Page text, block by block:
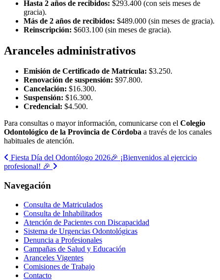
Hasta 2 años de recibidos: $293.400 (con seis meses de
gracia).
Más de 2 años de recibidos: $489.000 (sin meses de gracia).
Reinscripción: $603.100 (sin meses de gracia).
Aranceles administrativos
Emisión de Certificado de Matrícula: $3.250.
Renovación de suspensión: $97.800.
Cancelación: $16.300.
Suspensión: $16.300.
Credencial: $4.500.
Para consultas o mayor información, comunicarse con el Colegio
Odontológico de la Provincia de Córdoba a través de los canales
habituales de atención.
Navegación
de
entradas
Fiesta Día del Odontólogo 2026🎉 ¡Bienvenidos al ejercicio
profesional! 🎉
Navegación
Consulta de Matriculados
Consulta de Inhabilitados
Atención de Pacientes con Discapacidad
Sistema de Urgencias Odontológicas
Denuncia a Profesionales
Campañas de Salud y Educación
Aranceles Vigentes
Comisiones de Trabajo
Contacto